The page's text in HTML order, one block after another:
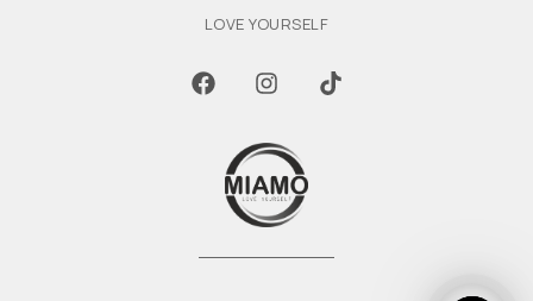
LOVE YOURSELF